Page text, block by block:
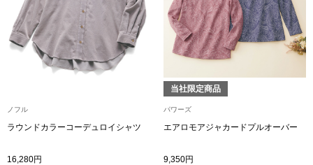
カンタベリー
金谷製靴
ノフル
ラウンドカラーコーデュロイシャツ
16,280円
当社限定商品
パワーズ
エアロモアジャカードプルオーバー
9,350円